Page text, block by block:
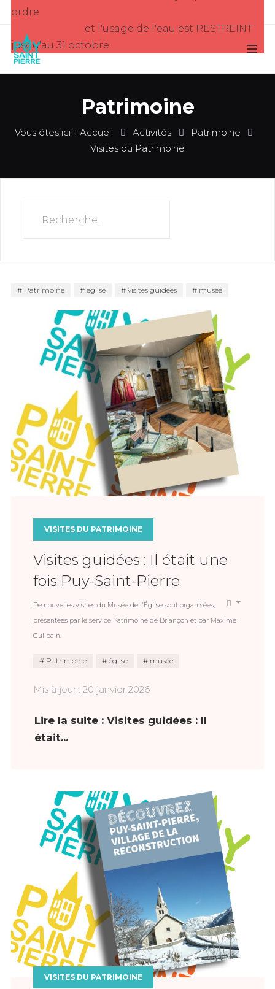
ordre
et l'usage de l'eau est RESTREINT
jusqu'au 31 octobre
Patrimoine
Vous êtes ici :Accueil Activités
Patrimoine
Visites du Patrimoine
Patrimoine église visites guidées musée
VISITES DU PATRIMOINE
Visites guidées : Il était une
fois Puy-Saint-Pierre
De nouvelles visites du Musée de l'Église sont organisées,
présentées par le service Patrimoine de Briançon et par Maxime
Guilpain.
Patrimoine église musée
Mis à jour : 20 janvier 2026
Lire la suite : Visites guidées : Il
était...
VISITES DU PATRIMOINE